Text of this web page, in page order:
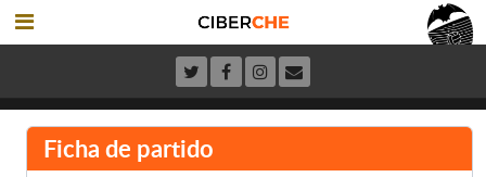
Ficha de partido